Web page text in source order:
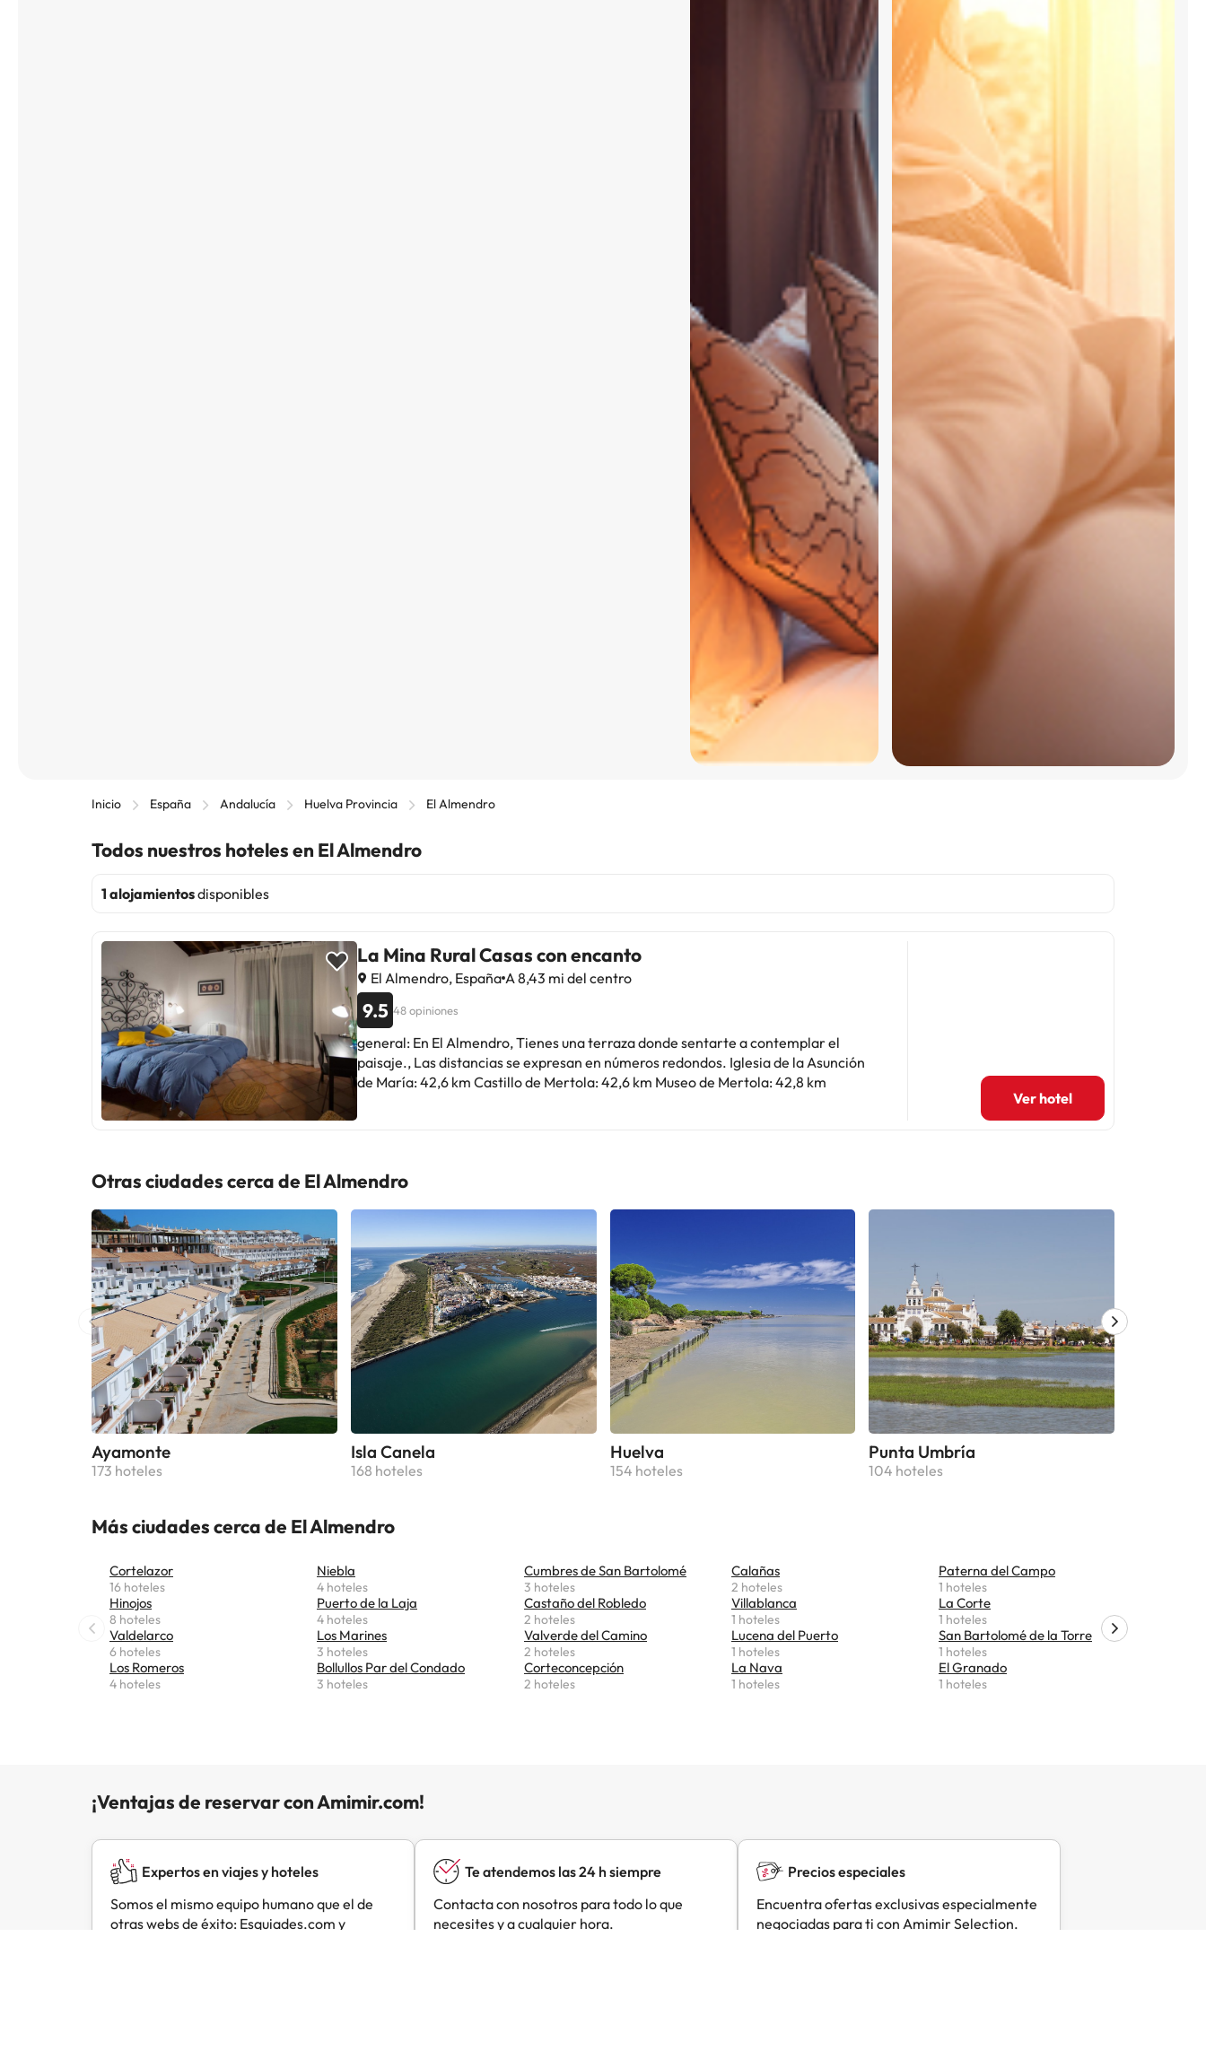
Inicio España Andalucía Huelva Provincia El Almendro
Todos nuestros hoteles en El Almendro
1 alojamientosdisponibles
La Mina Rural Casas con encanto
El Almendro, España A 8,43 mi del centro
9.5 48 opiniones
general: En El Almendro, Tienes una terraza donde sentarte a contemplar el
paisaje., Las distancias se expresan en números redondos. Iglesia de la Asunción
de María: 42,6 km Castillo de Mertola: 42,6 km Museo de Mertola: 42,8 km
Ver hotel
Otras ciudades cerca de El Almendro
Ayamonte
173 hoteles
Isla Canela
168 hoteles
Huelva
154 hoteles
Punta Umbría
104 hoteles
Más ciudades cerca de El Almendro
Cortelazor
16 hoteles
Hinojos
8 hoteles
Valdelarco
6 hoteles
Los Romeros
4 hoteles
Niebla
4 hoteles
Puerto de la Laja
4 hoteles
Los Marines
3 hoteles
Bollullos Par del Condado
3 hoteles
Cumbres de San Bartolomé
3 hoteles
Castaño del Robledo
2 hoteles
Valverde del Camino
2 hoteles
Corteconcepción
2 hoteles
Calañas
2 hoteles
Villablanca
1 hoteles
Lucena del Puerto
1 hoteles
La Nava
1 hoteles
Paterna del Campo
1 hoteles
La Corte
1 hoteles
San Bartolomé de la Torre
1 hoteles
El Granado
1 hoteles
¡Ventajas de reservar con Amimir.com!
Expertos en viajes y hoteles
Somos el mismo equipo humano que el de
otras webs de éxito: Esquiades.com y
Te atendemos las 24 h siempre
Contacta con nosotros para todo lo que
necesites y a cualquier hora.
Precios especiales
Encuentra ofertas exclusivas especialmente
negociadas para ti con Amimir Selection.